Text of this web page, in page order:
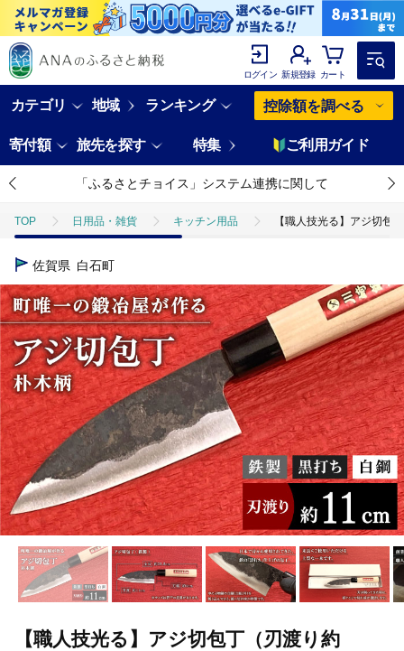
ログイン 新規登録 カート
カテゴリ 地域 ランキング 控除額を調べる
寄付額 旅先を探す 特集 ご利用ガイド
「ふるさとチョイス」システム連携に関して
TOP 日用品・雑貨 キッチン用品 【職人技光る】アジ切包
佐賀県 白石町
【職人技光る】アジ切包丁（刃渡り約